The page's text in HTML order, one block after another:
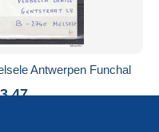
Antwerpen Funchal